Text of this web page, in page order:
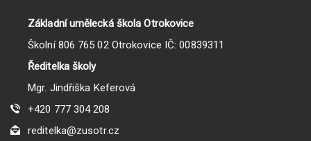
Základní umělecká škola Otrokovice
Školní 806 765 02 Otrokovice IČ: 00839311
Ředitelka školy
Mgr. Jindřiška Keferová
+420 777 304 208
reditelka@zusotr.cz